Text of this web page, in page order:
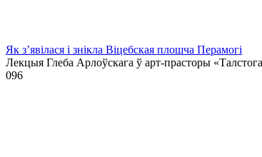
Як з’явілася і знікла Віцебская плошча Перамогі
Лекцыя Глеба Арлоўскага ў арт-прасторы
096